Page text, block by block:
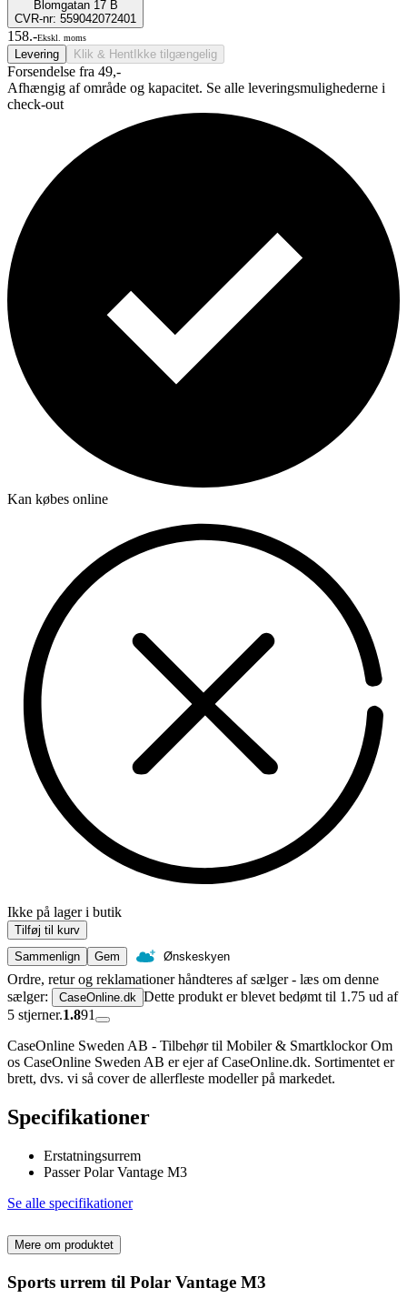
Blomgatan 17 B
CVR-nr: 559042072401
158.-Ekskl. moms
Levering Klik & Hent Ikke tilgængelig
Forsendelse fra 49,-
Afhængig af område og kapacitet. Se alle leveringsmulighederne i
check-out
Kan købes online
Ikke på lager i butik
Tilføj til kurv
Sammenlign
Gem Ønskeskyen
Ordre, retur og reklamationer håndteres af sælger - læs om denne
sælger:
CaseOnline.dk Dette produkt er blevet bedømt til 1.75 ud af
5 stjerner.1.891
CaseOnline Sweden AB - Tilbehør til Mobiler & Smartklockor Om
os CaseOnline Sweden AB er ejer af CaseOnline.dk. Sortimentet er
brett, dvs. vi så cover de allerfleste modeller på markedet.
Specifikationer
Erstatningsurrem
Passer Polar Vantage M3
Se alle specifikationer
Mere om produktet
Sports urrem til Polar Vantage M3